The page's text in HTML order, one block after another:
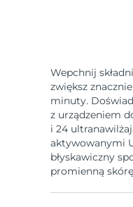
Wepchnij
zwiększ
minuty.
z urządzeniem
i 24
aktywowanymi
błyskawiczny
promienną